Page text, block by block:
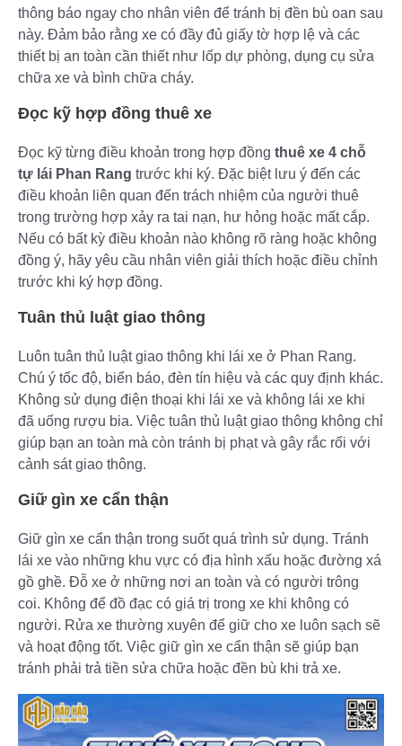
thông báo ngay cho nhân viên để tránh bị đền bù oan sau
này. Đảm bảo rằng xe có đầy đủ giấy tờ hợp lệ và các
thiết bị an toàn cần thiết như lốp dự phòng, dụng cụ sửa
chữa xe và bình chữa cháy.
Đọc kỹ hợp đồng thuê xe
Đọc kỹ từng điều khoản trong hợp đồng thuê xe 4 chỗ
tự lái Phan Rang trước khi ký. Đặc biệt lưu ý đến các
điều khoản liên quan đến trách nhiệm của người thuê
trong trường hợp xảy ra tai nạn, hư hỏng hoặc mất cắp.
Nếu có bất kỳ điều khoản nào không rõ ràng hoặc không
đồng ý, hãy yêu cầu nhân viên giải thích hoặc điều chỉnh
trước khi ký hợp đồng.
Tuân thủ luật giao thông
Luôn tuân thủ luật giao thông khi lái xe ở Phan Rang.
Chú ý tốc độ, biển báo, đèn tín hiệu và các quy định khác.
Không sử dụng điện thoại khi lái xe và không lái xe khi
đã uống rượu bia. Việc tuân thủ luật giao thông không chỉ
giúp bạn an toàn mà còn tránh bị phạt và gây rắc rối với
cảnh sát giao thông.
Giữ gìn xe cẩn thận
Giữ gìn xe cẩn thận trong suốt quá trình sử dụng. Tránh
lái xe vào những khu vực có địa hình xấu hoặc đường xá
gồ ghề. Đỗ xe ở những nơi an toàn và có người trông
coi. Không để đồ đạc có giá trị trong xe khi không có
người. Rửa xe thường xuyên để giữ cho xe luôn sạch sẽ
và hoạt động tốt. Việc giữ gìn xe cẩn thận sẽ giúp bạn
tránh phải trả tiền sửa chữa hoặc đền bù khi trả xe.